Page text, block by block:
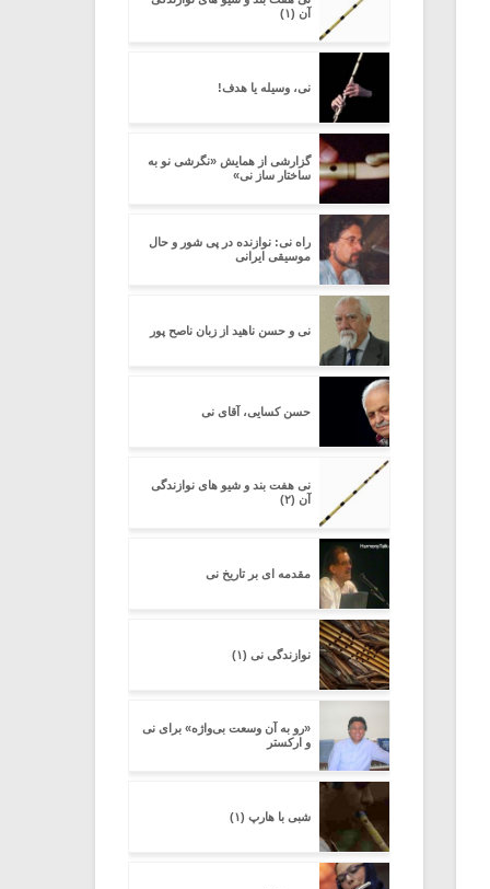
آن (۱)
نی، وسیله یا هدف!
گزارشی از همایش «نگرشی نو به
ساختار ساز نی»
راه نی: نوازنده در پی شور و حال
موسیقی ایرانی
نی و حسن ناهید از زبان ناصح پور
حسن کسایی، آقای نی
نی هفت بند و شیو های نوازندگی
آن (۲)
مقدمه ای بر تاریخ نی
نوازندگی نی (۱)
«رو به آن وسعت بی‌واژه» برای نی
و ارکستر
شبی با هارپ (۱)